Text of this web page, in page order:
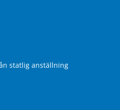
statlig anställning